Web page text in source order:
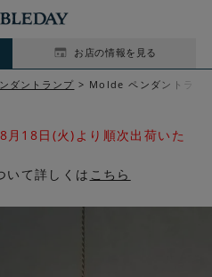
お店の情報を見る
ダントランプ Molde ペンダントラン
18日(火)より順次出荷いた
いて詳しくは こちら